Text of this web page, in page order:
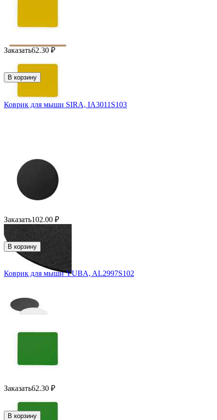
Заказать62.30 ₽
В корзину
Коврик для мыши SIRA, IA3011S103
Заказать102.00 ₽
В корзину
Коврик для мыши YUBA, AL2997S102
Заказать62.30 ₽
В корзину